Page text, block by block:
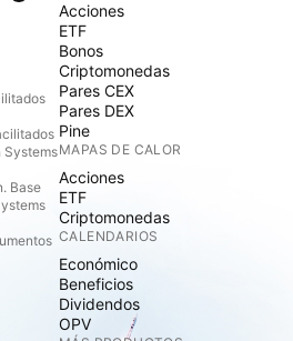
Base
Acciones
ETF
Bonos
Criptomonedas
Pares CEX
Pares DEX
Pine
MAPAS DE CALOR
Acciones
ETF
Criptomonedas
CALENDARIOS
Económico
Beneficios
Dividendos
OPV